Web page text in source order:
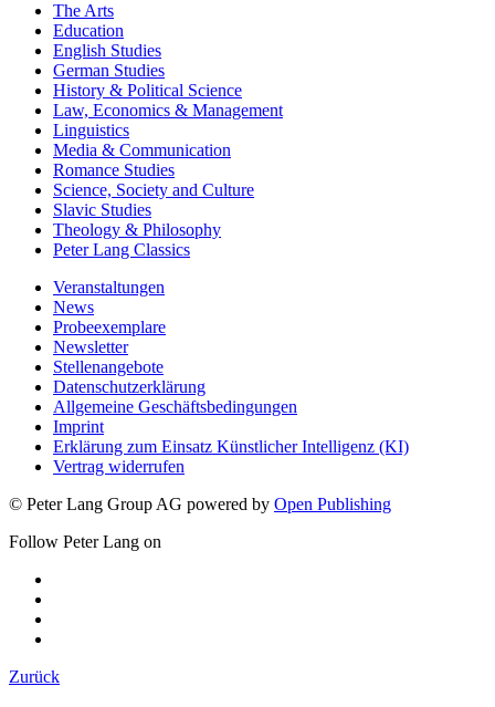
The Arts
Education
English Studies
German Studies
History & Political Science
Law, Economics & Management
Linguistics
Media & Communication
Romance Studies
Science, Society and Culture
Slavic Studies
Theology & Philosophy
Peter Lang Classics
Veranstaltungen
News
Probeexemplare
Newsletter
Stellenangebote
Datenschutzerklärung
Allgemeine Geschäftsbedingungen
Imprint
Erklärung zum Einsatz Künstlicher Intelligenz (KI)
Vertrag widerrufen
© Peter Lang Group AG powered by Open Publishing
Follow Peter Lang on
Zurück